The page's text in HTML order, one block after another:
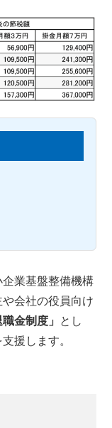
業基盤整備機構
や会社の役員向け
金制度」
とし
援します。